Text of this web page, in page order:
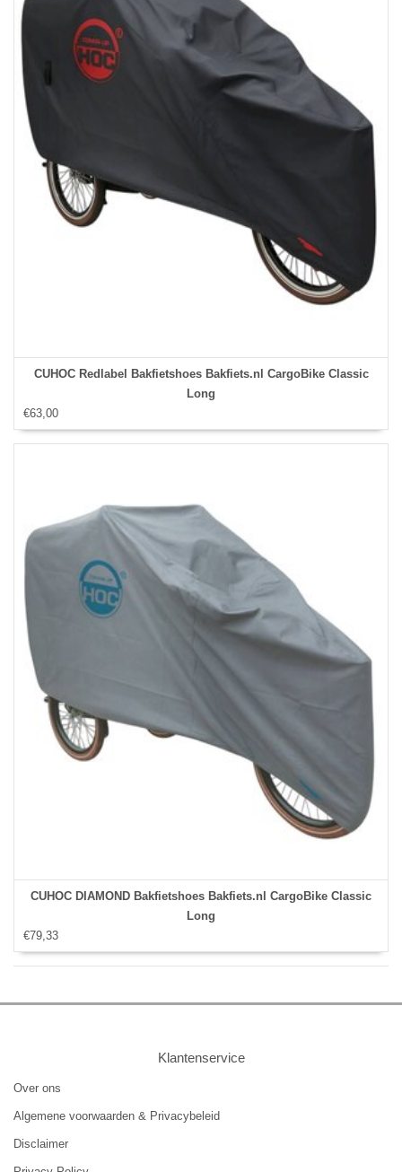
CUHOC Redlabel Bakfietshoes Bakfiets.nl CargoBike Classic
Long
€63,00
CUHOC DIAMOND Bakfietshoes Bakfiets.nl CargoBike Classic
Long
€79,33
Klantenservice
Over ons
Algemene voorwaarden & Privacybeleid
Disclaimer